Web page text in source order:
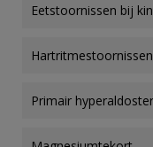
Eetstoornissen bij
Hartritmestoornissen
Primair